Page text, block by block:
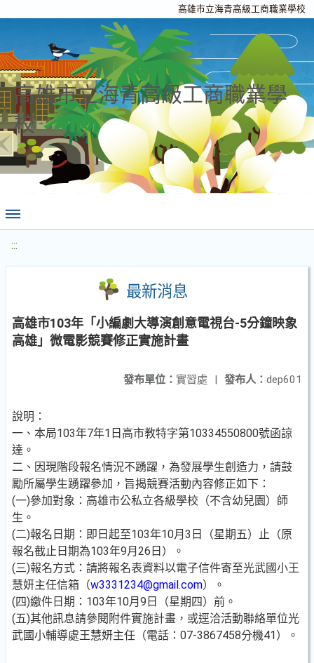
高雄市立海青高級工商職業學校
高雄市立海青高級工商職業學
校
:::
最新消息
高雄市103年「小編劇大導演創意電視台-5分鐘映象
高雄」微電影競賽修正實施計畫
發布人： dep601
發布單位： 實習處 |
說明：
一、本局103年7年1日高市教特字第10334550800號函諒
達。
二、因現階段報名情況不踴躍，為發展學生創造力，請鼓
勵所屬學生踴躍參加，旨揭競賽活動內容修正如下：
(一)參加對象：高雄市公私立各級學校（不含幼兒園）師
生。
(二)報名日期：即日起至103年10月3日（星期五）止（原
報名截止日期為103年9月26日）。
(三)報名方式：請將報名表資料以電子信件寄至光武國小王
慧妍主任信箱（w3331234@gmail.com）。
(四)繳件日期：103年10月9日（星期四）前。
(五)其他訊息請參閱附件實施計畫，或逕洽活動聯絡單位光
武國小輔導處王慧妍主任（電話：07-3867458分機41）。